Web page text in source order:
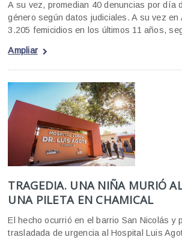
A su vez, promedian 40 denuncias por día
género según datos judiciales. A su vez en
3.205 femicidios en los últimos 11 años,
Ampliar
TRAGEDIA. UNA NIÑA MURIÓ
UNA PILETA EN CHAMICAL
El hecho ocurrió en el barrio San Nicolás y
trasladada de urgencia al Hospital Luis